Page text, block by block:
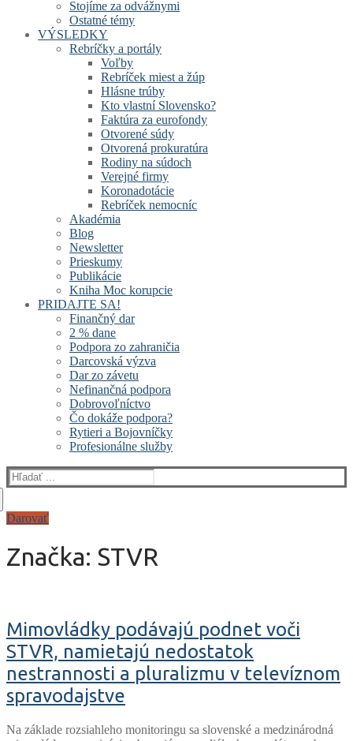
Stojíme za odvážnymi
Ostatné témy
VÝSLEDKY
Rebríčky a portály
Voľby
Rebríček miest a žúp
Hlásne trúby
Kto vlastní Slovensko?
Faktúra za eurofondy
Otvorené súdy
Otvorená prokuratúra
Rodiny na súdoch
Verejné firmy
Koronadotácie
Rebríček nemocníc
Akadémia
Blog
Newsletter
Prieskumy
Publikácie
Kniha Moc korupcie
PRIDAJTE SA!
Finančný dar
2 % dane
Podpora zo zahraničia
Darcovská výzva
Dar zo závetu
Nefinančná podpora
Dobrovoľníctvo
Čo dokáže podpora?
Rytieri a Bojovníčky
Profesionálne služby
Hľadať:
Darovať
Značka: STVR
Mimovládky podávajú podnet voči
STVR, namietajú nedostatok
nestrannosti a pluralizmu v televíznom
spravodajstve
Na základe rozsiahleho monitoringu sa slovenské a medzinárodná